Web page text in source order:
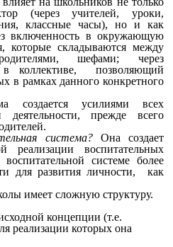
(через учителей, уроки,
классные часы), но и как
включенность в окружающую
которые складываются между
шефами; через
в коллективе, позволяющий
в рамках данного конкретного
создается усилиями всех
деятельности, прежде всего
система?Она создает
реализации воспитательных
системе более
для развития личности, как
имеет сложную структуру.
концепции (т.е.
реализации которых она